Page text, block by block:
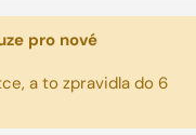
pro nové
a to zpravidla do 6